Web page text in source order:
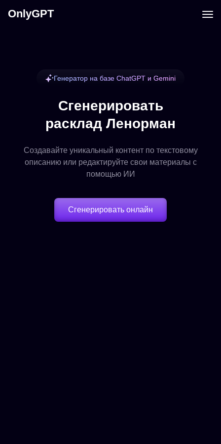
OnlyGPT
Генератор на базе ChatGPT и Gemini
Сгенерировать
расклад Ленорман
Создавайте уникальный контент по текстовому
описанию или редактируйте свои материалы с
помощью ИИ
Сгенерировать онлайн